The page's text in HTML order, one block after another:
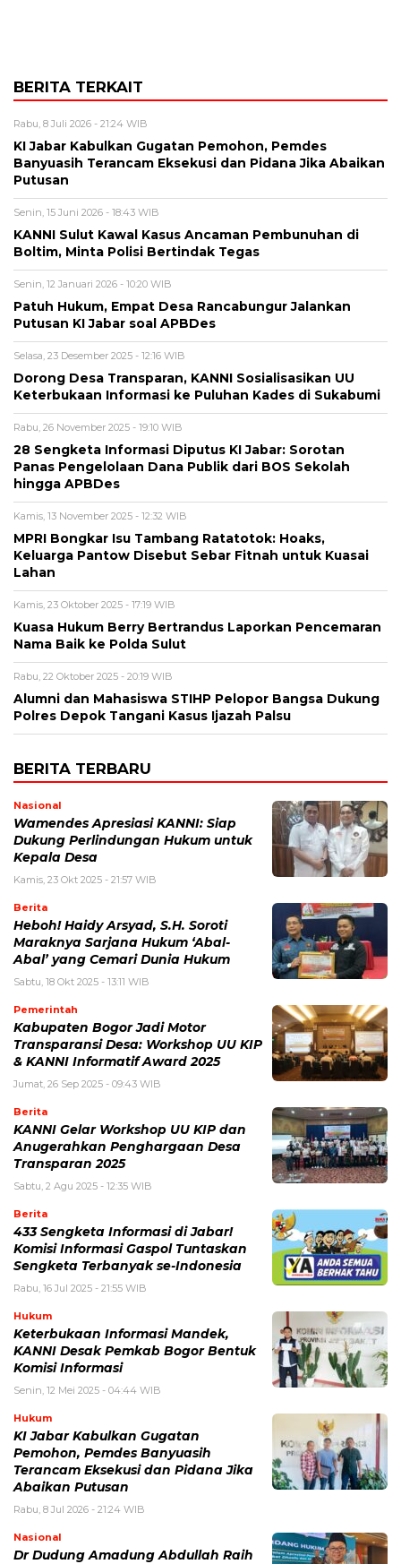
BERITA TERKAIT
Rabu, 8 Juli 2026 - 21:24 WIB
KI Jabar Kabulkan Gugatan Pemohon, Pemdes
Banyuasih Terancam Eksekusi dan Pidana Jika Abaikan
Putusan
Senin, 15 Juni 2026 - 18:43 WIB
KANNI Sulut Kawal Kasus Ancaman Pembunuhan di
Boltim, Minta Polisi Bertindak Tegas
Senin, 12 Januari 2026 - 10:20 WIB
Patuh Hukum, Empat Desa Rancabungur Jalankan
Putusan KI Jabar soal APBDes
Selasa, 23 Desember 2025 - 12:16 WIB
Dorong Desa Transparan, KANNI Sosialisasikan UU
Keterbukaan Informasi ke Puluhan Kades di Sukabumi
Rabu, 26 November 2025 - 19:10 WIB
28 Sengketa Informasi Diputus KI Jabar: Sorotan
Panas Pengelolaan Dana Publik dari BOS Sekolah
hingga APBDes
Kamis, 13 November 2025 - 12:32 WIB
MPRI Bongkar Isu Tambang Ratatotok: Hoaks,
Keluarga Pantow Disebut Sebar Fitnah untuk Kuasai
Lahan
Kamis, 23 Oktober 2025 - 17:19 WIB
Kuasa Hukum Berry Bertrandus Laporkan Pencemaran
Nama Baik ke Polda Sulut
Rabu, 22 Oktober 2025 - 20:19 WIB
Alumni dan Mahasiswa STIHP Pelopor Bangsa Dukung
Polres Depok Tangani Kasus Ijazah Palsu
BERITA TERBARU
Nasional
Wamendes Apresiasi KANNI: Siap
Dukung Perlindungan Hukum untuk
Kepala Desa
Kamis, 23 Okt 2025 - 21:57 WIB
Berita
Heboh! Haidy Arsyad, S.H. Soroti
Maraknya Sarjana Hukum ‘Abal-
Abal’ yang Cemari Dunia Hukum
Sabtu, 18 Okt 2025 - 13:11 WIB
Pemerintah
Kabupaten Bogor Jadi Motor
Transparansi Desa: Workshop UU KIP
& KANNI Informatif Award 2025
Jumat, 26 Sep 2025 - 09:43 WIB
Berita
KANNI Gelar Workshop UU KIP dan
Anugerahkan Penghargaan Desa
Transparan 2025
Sabtu, 2 Agu 2025 - 12:35 WIB
Berita
433 Sengketa Informasi di Jabar!
Komisi Informasi Gaspol Tuntaskan
Sengketa Terbanyak se-Indonesia
Rabu, 16 Jul 2025 - 21:55 WIB
Hukum
Keterbukaan Informasi Mandek,
KANNI Desak Pemkab Bogor Bentuk
Komisi Informasi
Senin, 12 Mei 2025 - 04:44 WIB
Hukum
KI Jabar Kabulkan Gugatan
Pemohon, Pemdes Banyuasih
Terancam Eksekusi dan Pidana Jika
Abaikan Putusan
Rabu, 8 Jul 2026 - 21:24 WIB
Nasional
Dr Dudung Amadung Abdullah Raih